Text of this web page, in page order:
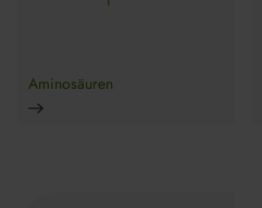
Aminosäuren